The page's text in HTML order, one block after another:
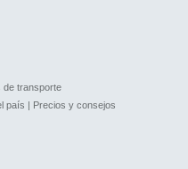
de transporte
país | Precios y consejos